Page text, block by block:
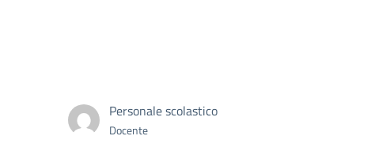
Personale scolastico
Docente